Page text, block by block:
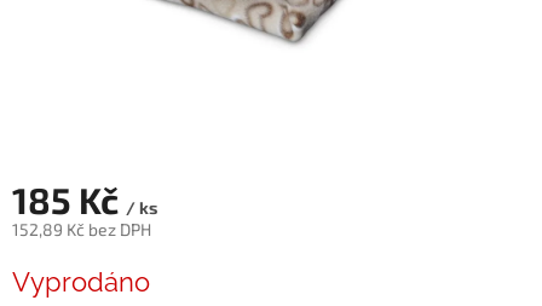
185 Kč / ks
152,89 Kč bez DPH
cena:
Vyprodáno